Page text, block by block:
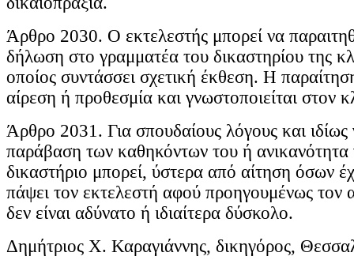
Άρθρο 2030. Ο εκτελεστής μπορεί να
δήλωση στο γραμματέα του δικαστηρίου της
οποίος συντάσσει σχετική έκθεση. Η
αίρεση ή προθεσμία και γνωστοποιείται στον
Άρθρο 2031. Για σπουδαίους λόγους και ιδίως
παράβαση των καθηκόντων του ή ανικανότητα
δικαστήριο μπορεί, ύστερα από αίτηση όσων
πάψει τον εκτελεστή αφού προηγουμένως τον
δεν είναι αδύνατο ή ιδιαίτερα δύσκολο.
Δημήτριος Χ. Καραγιάννης, δικηγόρος,